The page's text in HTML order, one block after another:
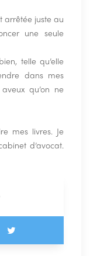
arrêtée juste au
une seule
telle qu’elle
dans mes
qu’on ne
mes livres. Je
d’avocat.